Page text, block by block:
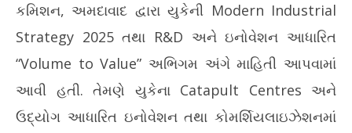
કમિશન, અમદાવાદ દ્વારા યુકેની Modern Industrial
Strategy 2025 તથા R&D અને ઇનોવેશન આધારિત
“Volume to Value” અભિગમ અંગે માહિતી આપવામાં
આવી હતી. તેમણે યુકેના Catapult Centres અને
ઉદ્યોગ આધારિત ઇનોવેશન તથા કોમર્શિયલાઇઝેશનમાં